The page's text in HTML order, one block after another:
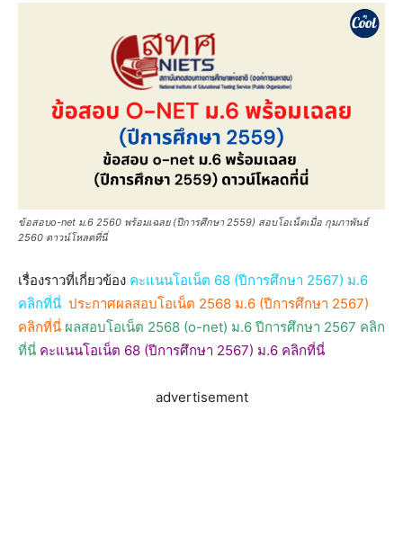
ข้อสอบo-net ม.6 2560 พร้อมเฉลย (ปีการศึกษา 2559) สอบโอเน็ตเมื่อ กุมภาพันธ์
2560 ดาวน์โหลดที่นี่
เรื่องราวที่เกี่ยวข้อง คะแนนโอเน็ต 68 (ปีการศึกษา 2567) ม.6
คลิกที่นี่ ประกาศผลสอบโอเน็ต 2568 ม.6 (ปีการศึกษา 2567)
คลิกที่นี่ ผลสอบโอเน็ต 2568 (o-net) ม.6 ปีการศึกษา 2567 คลิก
ที่นี่ คะแนนโอเน็ต 68 (ปีการศึกษา 2567) ม.6 คลิกที่นี่
advertisement